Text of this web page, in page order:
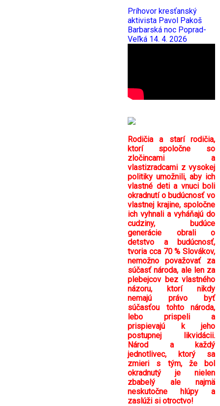
Príhovor kresťanský
aktivista Pavol Pakoš
Barbarská noc Poprad-
Veľká 14. 4. 2026
Rodičia a starí rodičia,
ktorí spoločne so
zločincami a
vlastizradcami z vysokej
politiky umožnili, aby ich
vlastné deti a vnuci boli
okradnutí o budúcnosť vo
vlastnej krajine, spoločne
ich vyhnali a vyháňajú do
cudziny, budúce
generácie obrali o
detstvo a budúcnosť,
tvoria cca 70 % Slovákov,
nemožno považovať za
súčasť národa, ale len za
plebejcov bez vlastného
názoru, ktorí nikdy
nemajú právo byť
súčasťou tohto národa,
lebo prispeli a
prispievajú k jeho
postupnej likvidácii.
Národ a každý
jednotlivec, ktorý sa
zmieri s tým, že bol
okradnutý je nielen
zbabelý ale najmä
neskutočne hlúpy a
zaslúži si otroctvo!